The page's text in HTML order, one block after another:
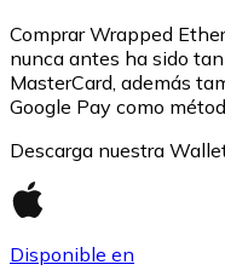
ETH
Comprar Wrapped
nunca antes ha sido
MasterCard, además
Google Pay como
Descarga nuestra
Disponible en